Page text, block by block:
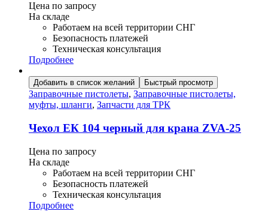
Цена по запросу
На складе
Работаем на всей территории СНГ
Безопасность платежей
Техническая консультация
Подробнее
Добавить в список желаний Быстрый просмотр
Заправочные пистолеты, Заправочные пистолеты,
муфты, шланги, Запчасти для ТРК
Чехол ЕК 104 черный для крана ZVA-25
Цена по запросу
На складе
Работаем на всей территории СНГ
Безопасность платежей
Техническая консультация
Подробнее